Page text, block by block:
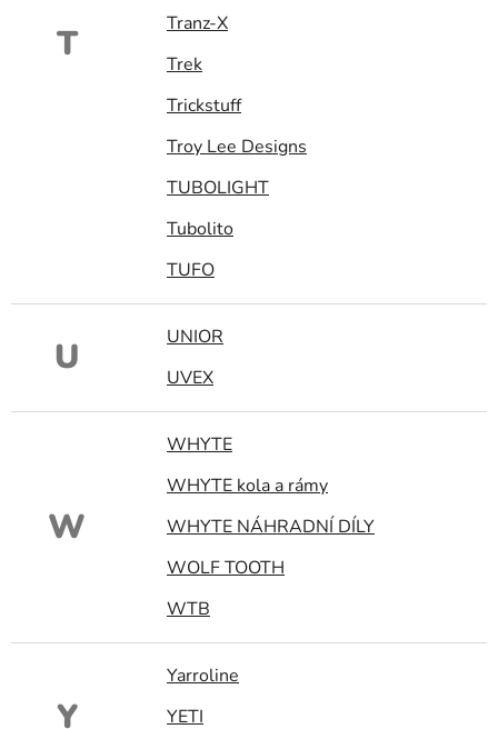
T
Tranz-X
Trek
Trickstuff
Troy Lee Designs
TUBOLIGHT
Tubolito
TUFO
U
UNIOR
UVEX
W
WHYTE
WHYTE kola a rámy
WHYTE NÁHRADNÍ DÍLY
WOLF TOOTH
WTB
Y
Yarroline
YETI